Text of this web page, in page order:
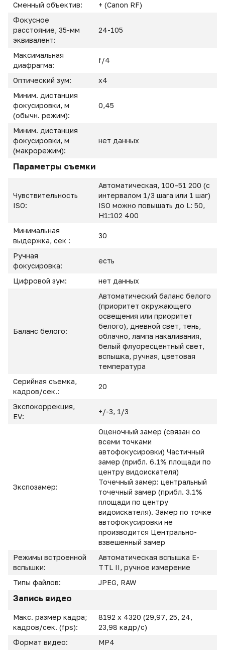
Сменный объектив:
+ (Canon RF)
Фокусное
расстояние, 35-мм
эквивалент:
24-105
Максимальная
диафрагма:
f/4
Оптический зум:
х4
Миним. дистанция
фокусировки, м
(обычн. режим):
0,45
Миним. дистанция
фокусировки, м
(макрорежим):
нет данных
Параметры съемки
Чувствительность
ISO:
Автоматическая, 100–51 200 (с
интервалом 1/3 шага или 1 шаг)
ISO можно повышать до L: 50,
H1:102 400
Минимальная
выдержка, сек :
30
Ручная
фокусировка:
есть
Цифровой зум: нет данных
Баланс белого:
Автоматический баланс белого
(приоритет окружающего
освещения или приоритет
белого), дневной свет, тень,
облачно, лампа накаливания,
белый флуоресцентный свет,
вспышка, ручная, цветовая
температура
Серийная съемка,
кадров/сек.:
20
Экспокоррекция,
EV:
+/-3, 1/3
Экспозамер:
Оценочный замер (связан со
всеми точками
автофокусировки) Частичный
замер (прибл. 6.1% площади по
центру видоискателя)
Точечный замер: центральный
точечный замер (прибл. 3.1%
площади по центру
видоискателя). Замер по точке
автофокусировки не
производится Центрально-
взвешенный замер
Режимы встроенной
вспышки:
Автоматическая вспышка E-
TTL II, ручное измерение
Типы файлов:
JPEG, RAW
Запись видео
Макс. размер кадра;
кадров/сек. (fps):
8192 x 4320 (29,97, 25, 24,
23,98 кадр/с)
Формат видео:
MP4